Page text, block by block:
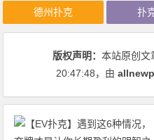
德州扑克 扑
版权声明：本站原创文
20:47:48，由